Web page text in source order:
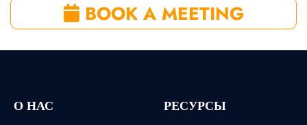
BOOK A MEETING
О НАС РЕСУРСЫ